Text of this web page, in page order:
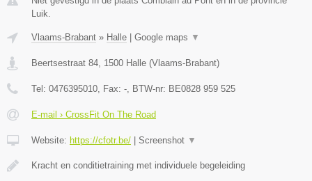
Luik.
Vlaams-Brabant » Halle Google maps ▼
Beertsestraat 84, 1500 Halle (Vlaams-Brabant)
Tel: 0476395010, Fax: -, BTW-nr: BE0828 959 525
E-mail › CrossFit On The Road
Website: https://cfotr.be/ Screenshot ▼
Kracht en conditietraining met individuele begeleiding